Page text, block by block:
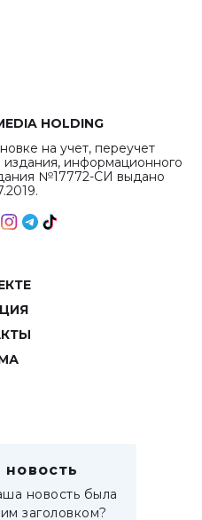
HOLDING
на учет, переучет
издания, информационного
№17772-СИ выдано
новость была
заголовком?